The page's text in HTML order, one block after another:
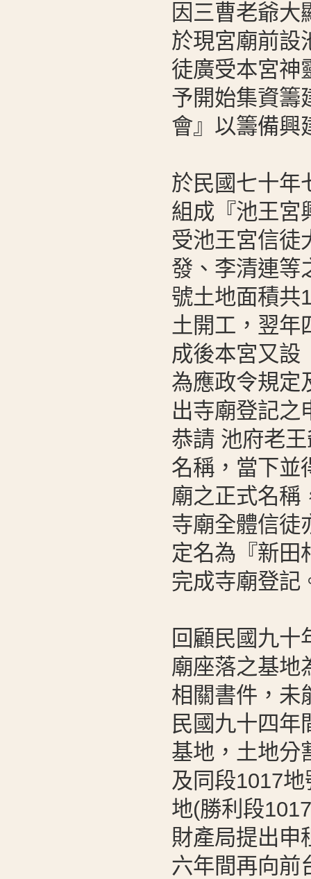
因三曹老爺大
於現宮廟前設
徒廣受本宮神
予開始集資籌
會』以籌備興
於民國七十年
組成『池王宮
受池王宮信徒
發、李清連等
號土地面積共
土開工，翌年
成後本宮又設
為應政令規定
出寺廟登記之
恭請 池府老
名稱，當下並
廟之正式名稱
寺廟全體信徒
定名為『新田
完成寺廟登記
回顧民國九十
廟座落之基地
相關書件，未
民國九十四
基地，土地分
及同段1017
地(勝利段
財產局提出申
六年間再向前